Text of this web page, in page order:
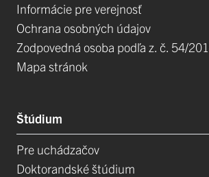
Informácie pre verejnosť
Ochrana osobných údajov
Zodpovedná osoba podľa z. č. 54/
Mapa stránok
Štúdium
Pre uchádzačov
Doktorandské štúdium